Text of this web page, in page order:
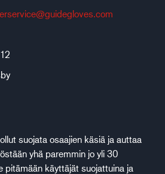
suojata osaajien käsiä ja auttaa
yhä paremmin jo yli 30
pitämään käyttäjät suojattuina ja